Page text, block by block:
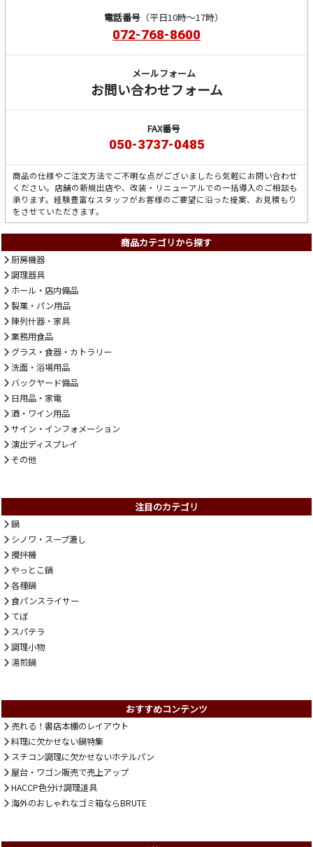
電話番号（平日10時～17時）
072-768-8600
メールフォーム
お問い合わせフォーム
FAX番号
050-3737-0485
商品の仕様やご注文方法でご不明な点がございましたら気軽にお問い合わせ
ください。店舗の新規出店や、改装・リニューアルでの一括導入のご相談も
承ります。経験豊富なスタッフがお客様のご要望に沿った提案、お見積もり
をさせていただきます。
商品カテゴリから探す
厨房機器
調理器具
ホール・店内備品
製菓・パン用品
陳列什器・家具
業務用食品
グラス・食器・カトラリー
洗面・浴場用品
バックヤード備品
日用品・家電
酒・ワイン用品
サイン・インフォメーション
演出ディスプレイ
その他
注目のカテゴリ
鍋
シノワ・スープ漉し
攪拌機
やっとこ鍋
各種鍋
食パンスライサー
てぼ
スパテラ
調理小物
湯煎鍋
おすすめコンテンツ
売れる！書店本棚のレイアウト
料理に欠かせない鍋特集
スチコン調理に欠かせないホテルパン
屋台・ワゴン販売で売上アップ
HACCP色分け調理道具
海外のおしゃれなゴミ箱ならBRUTE